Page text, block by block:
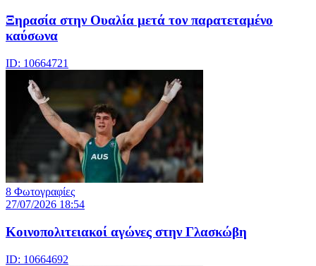
Ξηρασία στην Ουαλία μετά τον παρατεταμένο
καύσωνα
ID: 10664721
8 Φωτογραφίες
27/07/2026 18:54
Κοινοπολιτειακοί αγώνες στην Γλασκώβη
ID: 10664692